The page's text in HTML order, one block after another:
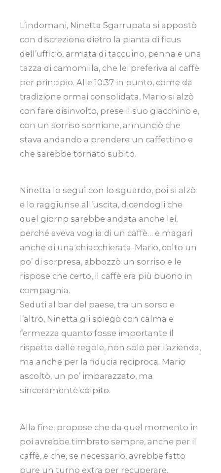
L’indomani, Ninetta Sgarrupata si appostò
con discrezione dietro la pianta di ficus
dell’ufficio, armata di taccuino, penna e una
tazza di camomilla, che lei preferiva al caffè
per principio. Alle 10:37 in punto, come da
tradizione ormai consolidata, Mario si alzò
con fare disinvolto, prese il suo giacchino e,
con un sorriso sornione, annunciò che
stava andando a prendere un caffettino e
che sarebbe tornato subito.
Ninetta lo seguì con lo sguardo, poi si alzò
e lo raggiunse all’uscita, dicendogli che
quel giorno sarebbe andata anche lei,
perché aveva voglia di un caffè… e magari
anche di una chiacchierata. Mario, colto un
po’ di sorpresa, abbozzò un sorriso e le
rispose che certo, il caffè era più buono in
compagnia.
Seduti al bar del paese, tra un sorso e
l’altro, Ninetta gli spiegò con calma e
fermezza quanto fosse importante il
rispetto delle regole, non solo per l’azienda,
ma anche per la fiducia reciproca. Mario
ascoltò, un po’ imbarazzato, ma
sinceramente colpito.
Alla fine, propose che da quel momento in
poi avrebbe timbrato sempre, anche per il
caffè, e che, se necessario, avrebbe fatto
pure un turno extra per recuperare.